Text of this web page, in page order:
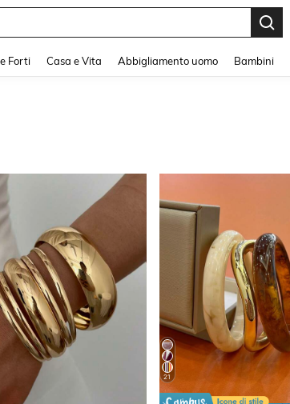
Forti Casa e Vita Abbigliamento uomo Bambini
21